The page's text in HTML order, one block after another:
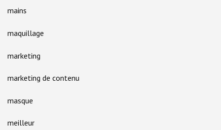
mains
maquillage
marketing
marketing de contenu
masque
meilleur